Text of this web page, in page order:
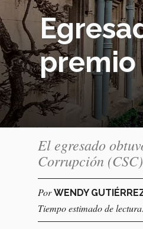
premio
El egresado
Corrupción
PorWENDY
Tiempo estimado de